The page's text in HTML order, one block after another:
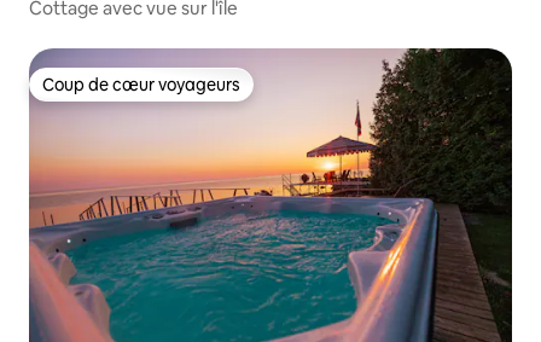
Cottage avec vue sur l'île
Coup de cœur voyageurs
Coup de cœur voyageurs